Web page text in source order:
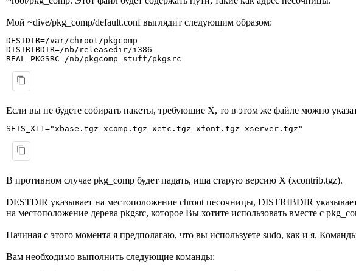
Мой ~dive/pkg_comp/default.conf выглядит следующим образом:
DESTDIR=/var/chroot/pkgcomp
DISTRIBDIR=/nb/releasedir/i386
REAL_PKGSRC=/nb/pkgcomp_stuff/pkgsrc
Если вы не будете собирать пакеты, требующие X, то в этом же файле можно
SETS_X11="xbase.tgz xcomp.tgz xetc.tgz xfont.tgz xserver.tgz"
В противном случае pkg_comp будет падать, ища старую версию X (xcontrib.tgz).
DESTDIR указывает на местоположение chroot песочницы, DISTRIBDIR
на местоположение дерева pkgsrc, которое Вы хотите использовать вместе с
Начиная с этого момента я предполагаю, что вы используете sudo, как и я.
Вам необходимо выполнить следующие команды: